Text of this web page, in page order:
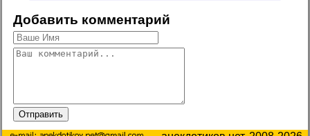
Добавить комментарий